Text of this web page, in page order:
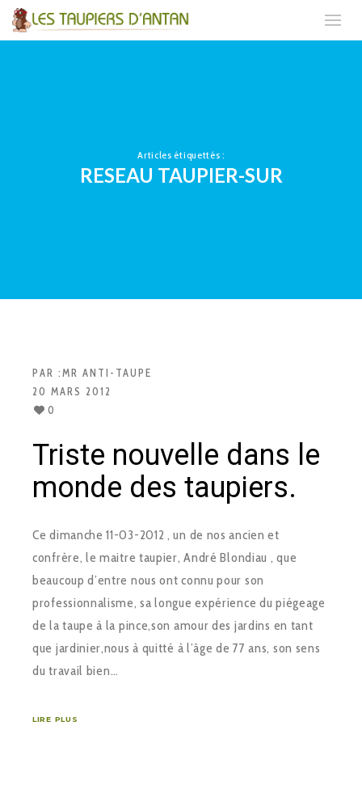
Articles étiquettés :
RESEAU TAUPIER-SUR
PAR :MR ANTI-TAUPE
20 MARS 2012
0
Triste nouvelle dans le
monde des taupiers.
Ce dimanche 11-03-2012 , un de nos ancien et
confrère, le maitre taupier, André Blondiau , que
beaucoup d’entre nous ont connu pour son
professionnalisme, sa longue expérience du piégeage
de la taupe à la pince,son amour des jardins en tant
que jardinier,nous à quitté à l’âge de 77 ans, son sens
du travail bien…
LIRE PLUS